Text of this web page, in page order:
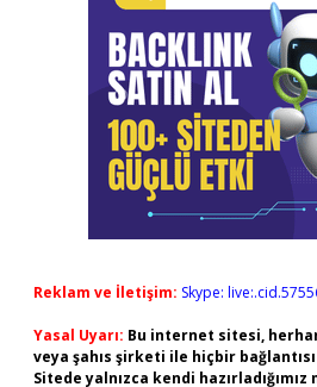
Reklam ve İletişim: Skype:
Yasal Uyarı: Bu internet sitesi,
veya şahıs şirketi ile hiçbir
Sitede yalnızca kendi